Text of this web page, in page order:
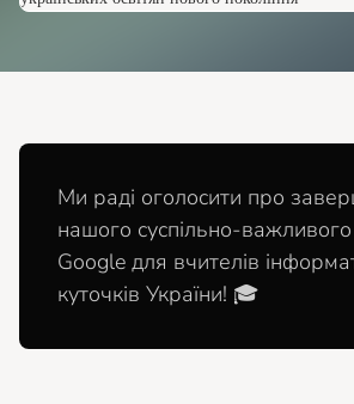
Ми раді оголосити про
нашого суспільно-
Google для вчителів
куточків України! 🎓